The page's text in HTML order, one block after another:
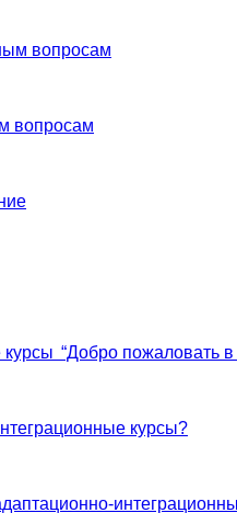
вопросам
вопросам
“Добро пожаловать
курсы?